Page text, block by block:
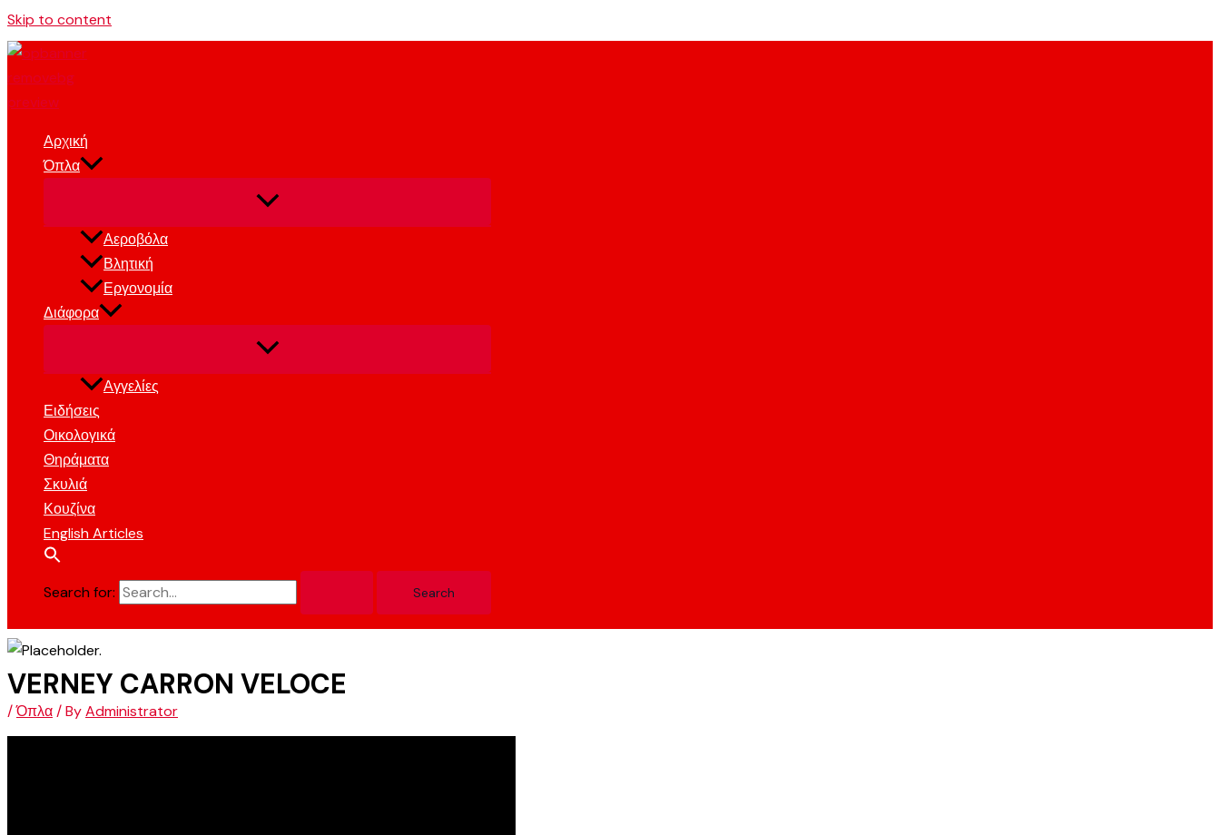
Skip to content
Αρχική
Όπλα
Αεροβόλα
Βλητική
Εργονομία
Διάφορα
Αγγελίες
Ειδήσεις
Οικολογικά
Θηράματα
Σκυλιά
Κουζίνα
English Articles
Search for:
VERNEY CARRON VELOCE
/Όπλα/ ByAdministrator